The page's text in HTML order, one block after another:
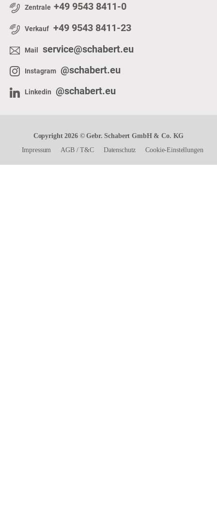
Zentrale +49 9543 8411-0
Verkauf +49 9543 8411-23
Mail service@schabert.eu
Instagram @schabert.eu
Linkedin @schabert.eu
Copyright 2026 © Gebr. Schabert GmbH & Co. KG
Impressum
AGB/T&C Datenschutz Cookie-Einstellungen